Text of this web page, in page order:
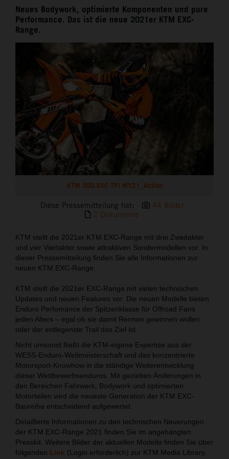
Neues Bodywork, optimierte Komponenten und pure
Performance. Das ist die neue 2021er KTM EXC-
Range.
KTM 300 EXC TPI MY21_Action
Diese Pressemitteilung hat:
44 Bilder
2 Dokumente
KTM stellt die 2021er KTM EXC-Range mit drei Zweitakter
und vier Viertakter sowie attraktiven Sondermodellen vor. In
dieser Pressemitteilung finden Sie alle Informationen zur
neuen KTM EXC-Range.
KTM stellt die 2021er EXC-Range mit vielen technischen
Updates und neuen Features vor. Die neuen Modelle bieten
Enduro Perfomance der Spitzenklasse für Offroad Fans
jeden Alters – egal ob sie damit Rennen gewinnen wollen
oder der entlegenste Trail das Ziel ist.
Nicht umsonst fließt die KTM-eigene Expertise aus der
WESS-Enduro-Weltmeisterschaft und das konzentrierte
Motorsport-Knowhow in die ständige Weiterentwicklung
dieser Wettbewerbsenduros. Mit gezielten Änderungen in
den Bereichen Fahrwerk, Bodywork und optimierten
Motorteilen wird die neueste Generation der KTM EXC-
Baureihe entscheidend aufgewertet.
Detaillierte Informationen zu den technischen Neuerungen
der KTM EXC-Range 2021 finden Sie im angehängten
Presskit. Weitere Bilder der aktuellen Modelle finden Sie über
folgenden Link (Login erforderlich) zur KTM Media Library.